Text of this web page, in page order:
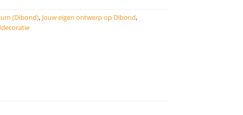
(Dibond), Jouw eigen ontwerp op Dibond,